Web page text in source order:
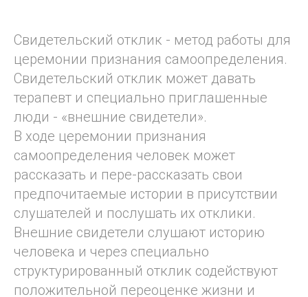
Свидетельский отклик - метод работы для
церемонии признания самоопределения.
Свидетельский отклик может давать
терапевт и специально приглашенные
люди - «внешние свидетели».
В ходе церемонии признания
самоопределения человек может
рассказать и пере-рассказать свои
предпочитаемые истории в присутствии
слушателей и послушать их отклики.
Внешние свидетели слушают историю
человека и через специально
структурированный отклик содействуют
положительной переоценке жизни и